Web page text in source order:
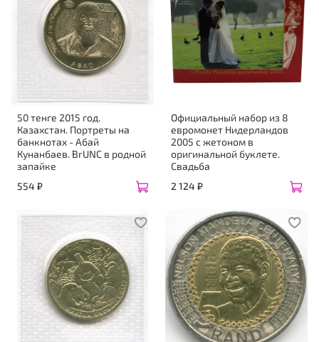
50 тенге 2015 год.
Казахстан. Портреты на
банкнотах - Абай
Кунанбаев. BrUNC в родной
запайке
554 ₽
Официальный набор из 8
евромонет Нидерландов
2005 с жетоном в
оригинальной буклете.
Свадьба
2 124 ₽